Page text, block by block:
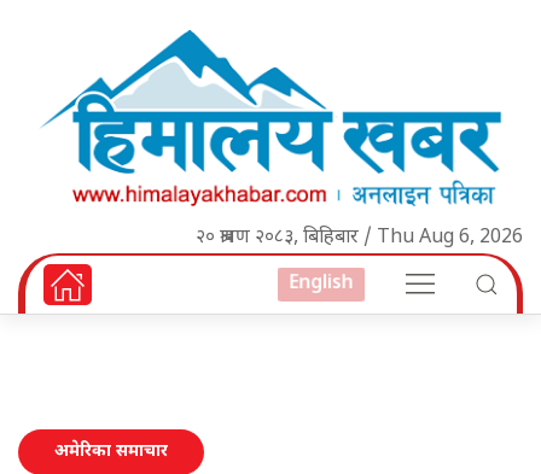
२० श्रावण २०८३, बिहिबार / Thu Aug 6, 2026
English
अमेरिका समाचार